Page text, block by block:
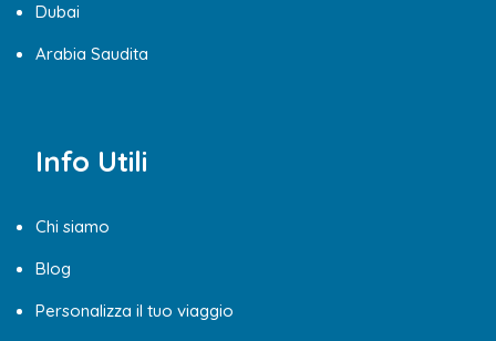
Dubai
Arabia Saudita
Info Utili
Chi siamo
Blog
Personalizza il tuo viaggio